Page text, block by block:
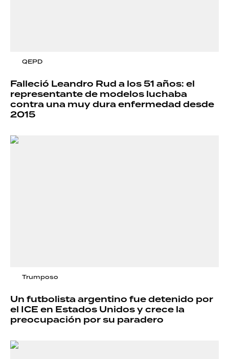
QEPD
Falleció Leandro Rud a los 51 años: el
representante de modelos luchaba
contra una muy dura enfermedad desde
2015
Trumposo
Un futbolista argentino fue detenido por
el ICE en Estados Unidos y crece la
preocupación por su paradero